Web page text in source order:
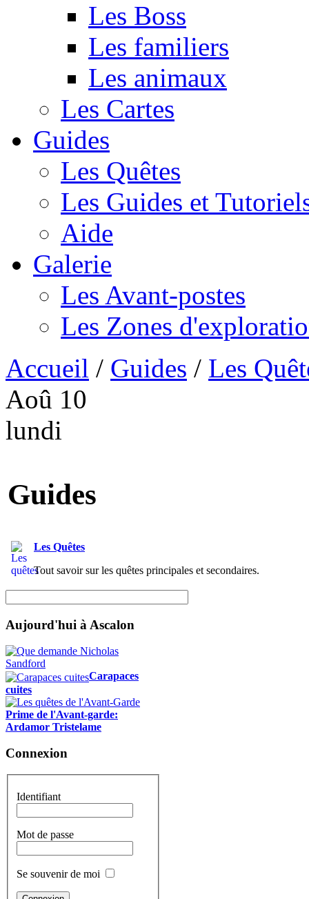
Les Boss
Les familiers
Les animaux
Les Cartes
Guides
Les Quêtes
Les Guides et
Aide
Galerie
Les Avant-postes
Les Zones
Accueil / Guides / Les
Aoû 10
lundi
Guides
Les Quêtes
Tout savoir sur les quêtes principales et secondaires.
Aujourd'hui à Ascalon
Carapaces
cuites
Prime de l'Avant-garde:
Ardamor Tristelame
Connexion
Identifiant
Mot de passe
Se souvenir de moi